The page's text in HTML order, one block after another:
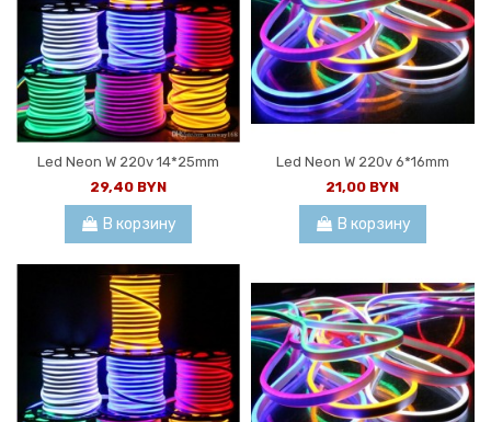
Led Neon W 220v 14*25mm
29,40 BYN
В корзину
Led Neon W 220v 6*16mm
21,00 BYN
В корзину